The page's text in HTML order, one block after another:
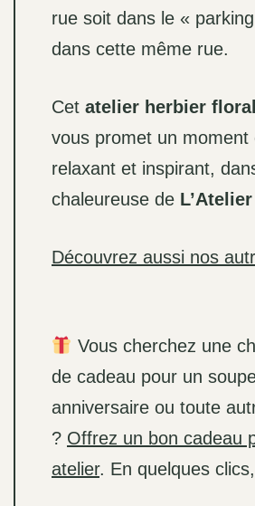
rue soit dans le «
dans cette même rue.
Cet atelier herbier
vous promet un moment
relaxant et inspirant,
chaleureuse de
Découvrez aussi nos
Vous cherchez une
de cadeau pour un
anniversaire ou toute
? Offrez un bon cadeau
atelier. En quelques